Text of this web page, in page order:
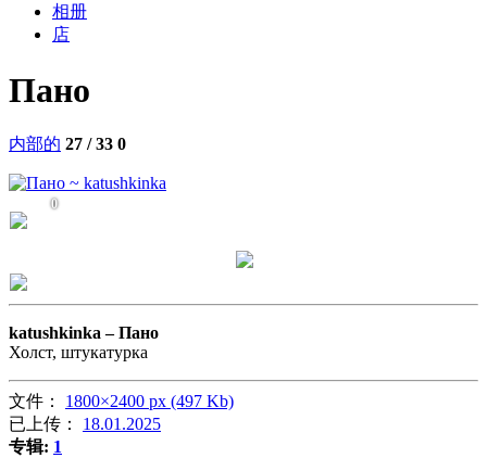
相册
店
Пано
内部的 27 / 33 0
0
katushkinka –Пано
Холст, штукатурка
文件： 1800×2400 px (497 Kb)
已上传： 18.01.2025
专辑: 1